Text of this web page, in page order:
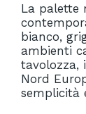
La palette
bianco,
ambienti
tavolozza,
Nord
semplicità